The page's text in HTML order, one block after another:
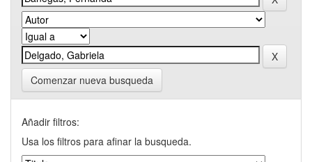
Comenzar nueva busqueda
Añadir filtros:
Usa los filtros para afinar la busqueda.